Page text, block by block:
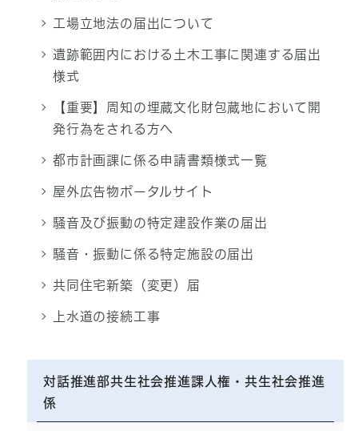
工場立地法の届出について
遺跡範囲内における土木工事に関連する届出
様式
【重要】周知の埋蔵文化財包蔵地において開
発行為をされる方へ
都市計画課に係る申請書類様式一覧
屋外広告物ポータルサイト
騒音及び振動の特定建設作業の届出
騒音・振動に係る特定施設の届出
共同住宅新築（変更）届
上水道の接続工事
対話推進部共生社会推進課人権・共生社会推進
係